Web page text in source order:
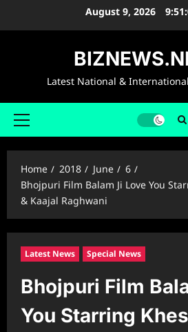
August 9, 2026
Latest National &
Primary
Home 2018 June
6
Bhojpuri Film Balam Ji Love You
& Kaajal Raghwani
Latest News Special News
Bhojpuri Film
You Starring